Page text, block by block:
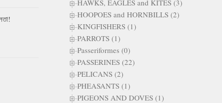
HAWKS, EAGLES and KITES (3)
HOOPOES and HORNBILLS (2)
KINGFISHERS (1)
PARROTS (1)
Passeriformes (0)
PASSERINES (22)
PELICANS (2)
PHEASANTS (1)
PIGEONS AND DOVES (1)